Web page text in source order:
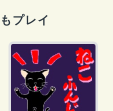
プレイ